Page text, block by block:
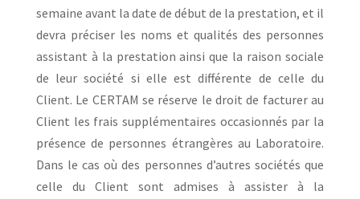
semaine avant la date de début de la prestation, et il
devra préciser les noms et qualités des personnes
assistant à la prestation ainsi que la raison sociale
de leur société si elle est différente de celle du
Client. Le CERTAM se réserve le droit de facturer au
Client les frais supplémentaires occasionnés par la
présence de personnes étrangères au Laboratoire.
Dans le cas où des personnes d’autres sociétés que
celle du Client sont admises à assister à la